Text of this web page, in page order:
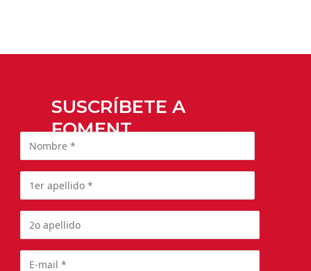
SUSCRÍBETE A
FOMENT